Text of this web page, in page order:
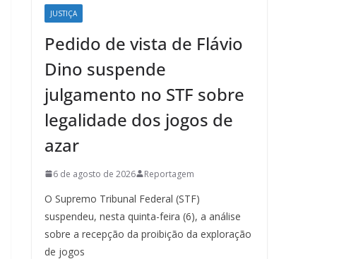
JUSTIÇA
Pedido de vista de Flávio
Dino suspende
julgamento no STF sobre
legalidade dos jogos de
azar
6 de agosto de 2026 Reportagem
O Supremo Tribunal Federal (STF)
suspendeu, nesta quinta-feira (6), a análise
sobre a recepção da proibição da exploração
de jogos